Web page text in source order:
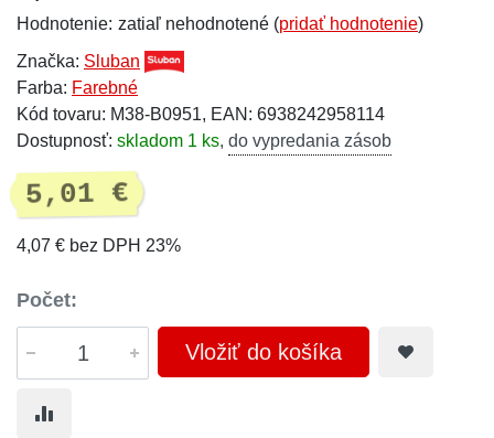
Hodnotenie: zatiaľ nehodnotené (pridať hodnotenie)
Značka: Sluban
Farba: Farebné
Kód tovaru: M38-B0951, EAN: 6938242958114
Dostupnosť: skladom 1 ks, do vypredania zásob
5,01 €
4,07 € bez DPH 23%
Počet:
Vložiť do košíka